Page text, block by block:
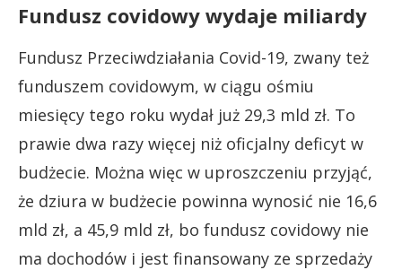
Fundusz covidowy wydaje miliardy
Fundusz Przeciwdziałania Covid-19, zwany też
funduszem covidowym, w ciągu ośmiu
miesięcy tego roku wydał już 29,3 mld zł. To
prawie dwa razy więcej niż oficjalny deficyt w
budżecie. Można więc w uproszczeniu przyjąć,
że dziura w budżecie powinna wynosić nie 16,6
mld zł, a 45,9 mld zł, bo fundusz covidowy nie
ma dochodów i jest finansowany ze sprzedaży